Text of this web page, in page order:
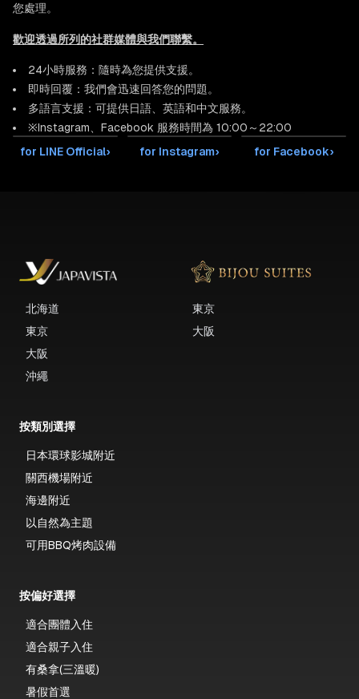
您處理。
歡迎透過所列的社群媒體與我們聯繫。
24小時服務：隨時為您提供支援。
即時回覆：我們會迅速回答您的問題。
多語言支援：可提供日語、英語和中文服務。
※Instagram、Facebook 服務時間為 10:00～22:00
for LINE Official› for Instagram› for Facebook›
北海道
東京
大阪
沖繩
東京
大阪
按類別選擇
日本環球影城附近
關西機場附近
海邊附近
以自然為主題
可用BBQ烤肉設備
按偏好選擇
適合團體入住
適合親子入住
有桑拿(三溫暖)
暑假首選